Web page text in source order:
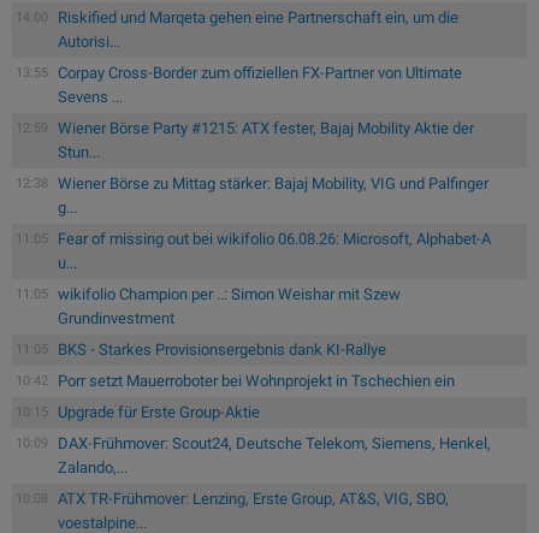
14:00
Riskified und Marqeta gehen eine Partnerschaft ein, um die
Autorisi...
13:55
Corpay Cross-Border zum offiziellen FX-Partner von Ultimate
Sevens ...
12:59
Wiener Börse Party #1215: ATX fester, Bajaj Mobility Aktie der
Stun...
12:38
Wiener Börse zu Mittag stärker: Bajaj Mobility, VIG und Palfinger
g...
11:05
Fear of missing out bei wikifolio 06.08.26: Microsoft, Alphabet-A
u...
11:05
wikifolio Champion per ..: Simon Weishar mit Szew
Grundinvestment
11:05 BKS - Starkes Provisionsergebnis dank KI-Rallye
10:42 Porr setzt Mauerroboter bei Wohnprojekt in Tschechien ein
10:15 Upgrade für Erste Group-Aktie
10:09
DAX-Frühmover: Scout24, Deutsche Telekom, Siemens, Henkel,
Zalando,...
10:08
ATX TR-Frühmover: Lenzing, Erste Group, AT&S, VIG, SBO,
voestalpine...